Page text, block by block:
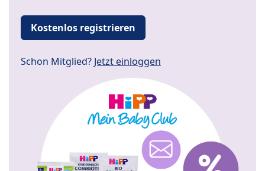
Kostenlos registrieren
Schon Mitglied? Jetzt einloggen